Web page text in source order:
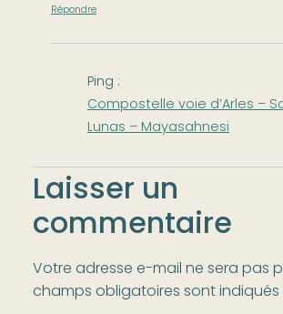
Répondre
Ping :
Compostelle voie d’Arles –
Lunas – Mayasahnesi
Laisser un
commentaire
Votre adresse e-mail ne sera pas
champs obligatoires sont